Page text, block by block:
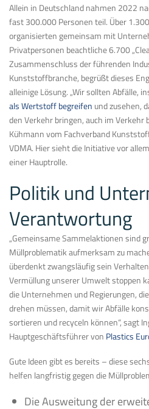
Allein in Deutschland nahmen 2022
fast 300.000 Personen teil. Über
organisierten gemeinsam mit
Privatpersonen beachtliche 6.700
Zusammenschluss der führenden
Kunststoffbranche, begrüßt dieses
alleinige Lösung. „Wir sollten Abfälle,
als Wertstoff begreifen und zusehen,
den Verkehr bringen, auch im Verkehr
Kühmann vom Fachverband
VDMA. Hier sieht die Initiative vor
einer Hauptrolle.
Politik und
Verantwortung
„Gemeinsame Sammelaktionen sind
Müllproblematik aufmerksam zu
überdenkt zwangsläufig sein
Vermüllung unserer Umwelt stoppen
die Unternehmen und Regierungen,
drehen müssen, damit wir Abfälle
sortieren und recyceln können“, sagt
Hauptgeschäftsführer von Plastics
Gute Ideen gibt es bereits – diese
helfen langfristig gegen die
Die Ausweitung der